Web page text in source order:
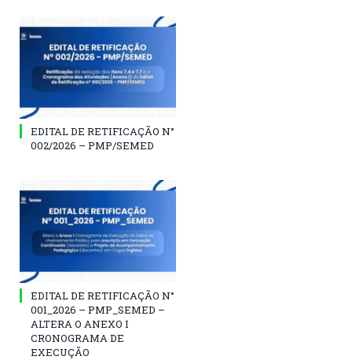
EDITAL DE RETIFICAÇÃO N°
002/2026 – PMP/SEMED
EDITAL DE RETIFICAÇÃO N°
001_2026 – PMP_SEMED –
ALTERA O ANEXO I
CRONOGRAMA DE
EXECUÇÃO